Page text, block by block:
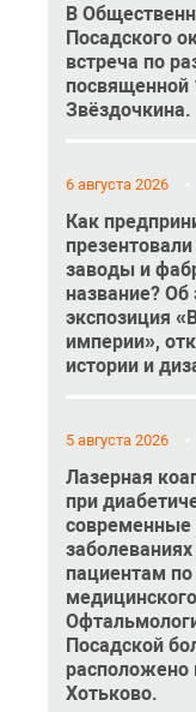
В
Посадского
встреча по
посвященной
Звёздочкина.
6 августа 2026
Как
заводы и
название?
экспозиция
империи»,
истории и
5 августа 2026
Лазерная
при
современные
пациентам по
Посадской
расположено
Хотьково.